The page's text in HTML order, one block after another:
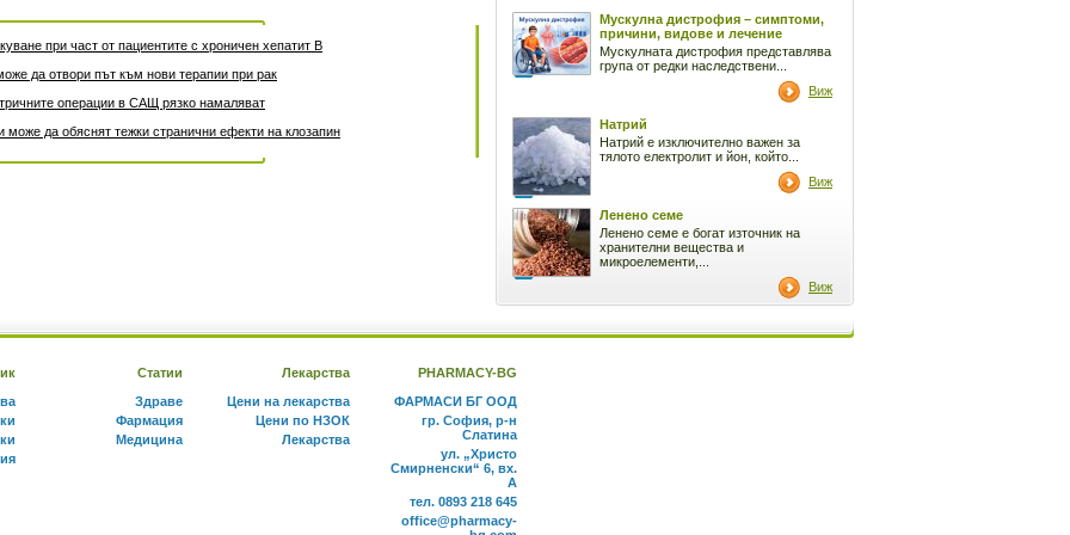
при част от пациентите с хроничен хепатит B
да отвори път към нови терапии при рак
операции в САЩ рязко намаляват
да обяснят тежки странични ефекти на клозапин
Мускулна дистрофия – симптоми,
причини, видове и лечение
Мускулната дистрофия представлява
група от редки наследствени...
Виж
Натрий
Натрий е изключително важен за
тялото електролит и йон, който...
Виж
Ленено семе
Ленено семе е богат източник на
хранителни вещества и
микроелементи,...
Виж
Статии
Здраве
Фармация
Медицина
Лекарства
Цени на лекарства
Цени по НЗОК
Лекарства
PHARMACY-BG
ФАРМАСИ БГ ООД
гр. София, р-н
Слатина
ул. „Христо
Смирненски“ 6, вх.
А
тел. 0893 218 645
office@pharmacy-